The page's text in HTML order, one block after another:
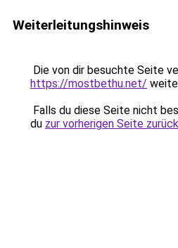
Weiterleitungshinweis
Die von dir besuchte Seite
https://mostbethu.net/
Falls du diese Seite nicht
du zur vorherigen Seite